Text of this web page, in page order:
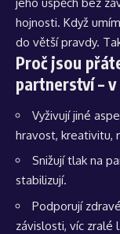
jeho úspěch bez
hojnosti. Když
do větší pravdy.
Proč jsou
partnerství –
Vyživují jiné
hravost, kreativitu,
Snižují tlak na
stabilizují.
Podporují
závislosti, víc zralé